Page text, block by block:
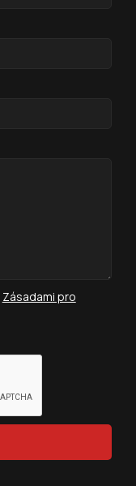
Zásadami pro